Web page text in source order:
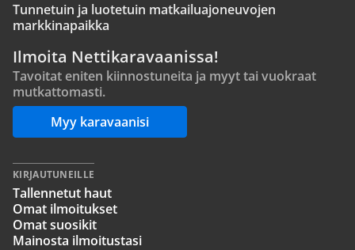
Tunnetuin ja luotetuin matkailuajoneuvojen
markkinapaikka
Ilmoita Nettikaravaanissa!
Tavoitat eniten kiinnostuneita ja myyt tai vuokraat
mutkattomasti.
Myy karavaanisi
KIRJAUTUNEILLE
Tallennetut haut
Omat ilmoitukset
Omat suosikit
Mainosta ilmoitustasi